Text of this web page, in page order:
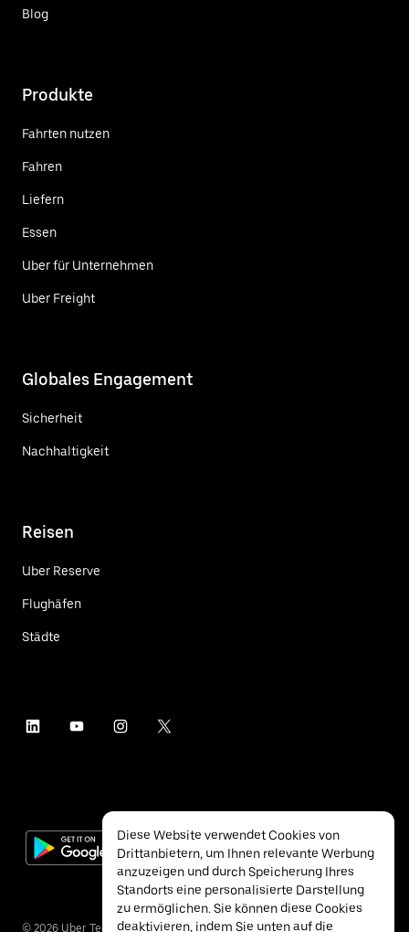
Blog
Produkte
Fahrten nutzen
Fahren
Liefern
Essen
Uber für Unternehmen
Uber Freight
Globales Engagement
Sicherheit
Nachhaltigkeit
Reisen
Uber Reserve
Flughäfen
Städte
© 2026 Uber Technologies Inc.
Diese Website verwendet Cookies von
Drittanbietern, um Ihnen relevante Werbung
anzuzeigen und durch Speicherung Ihres
Standorts eine personalisierte Darstellung
zu ermöglichen. Sie können diese Cookies
deaktivieren, indem Sie unten auf die